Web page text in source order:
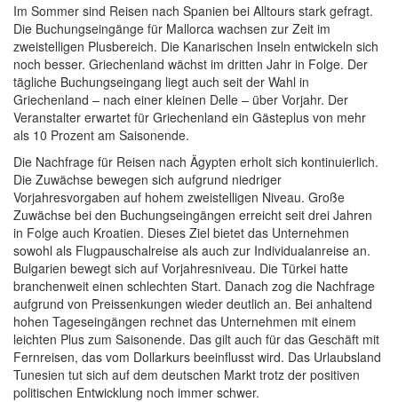
Im Sommer sind Reisen nach Spanien bei Alltours stark gefragt.
Die Buchungseingänge für Mallorca wachsen zur Zeit im
zweistelligen Plusbereich. Die Kanarischen Inseln entwickeln sich
noch besser. Griechenland wächst im dritten Jahr in Folge. Der
tägliche Buchungseingang liegt auch seit der Wahl in
Griechenland – nach einer kleinen Delle – über Vorjahr. Der
Veranstalter erwartet für Griechenland ein Gästeplus von mehr
als 10 Prozent am Saisonende.
Die Nachfrage für Reisen nach Ägypten erholt sich kontinuierlich.
Die Zuwächse bewegen sich aufgrund niedriger
Vorjahresvorgaben auf hohem zweistelligen Niveau. Große
Zuwächse bei den Buchungseingängen erreicht seit drei Jahren
in Folge auch Kroatien. Dieses Ziel bietet das Unternehmen
sowohl als Flugpauschalreise als auch zur Individualanreise an.
Bulgarien bewegt sich auf Vorjahresniveau. Die Türkei hatte
branchenweit einen schlechten Start. Danach zog die Nachfrage
aufgrund von Preissenkungen wieder deutlich an. Bei anhaltend
hohen Tageseingängen rechnet das Unternehmen mit einem
leichten Plus zum Saisonende. Das gilt auch für das Geschäft mit
Fernreisen, das vom Dollarkurs beeinflusst wird. Das Urlaubsland
Tunesien tut sich auf dem deutschen Markt trotz der positiven
politischen Entwicklung noch immer schwer.